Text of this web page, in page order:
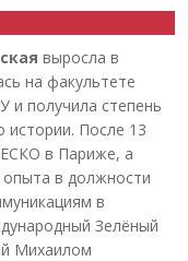
выросла в
на факультете
и получила степень
истории. После 13
в Париже, а
в должности
в
Зелёный
Михаилом